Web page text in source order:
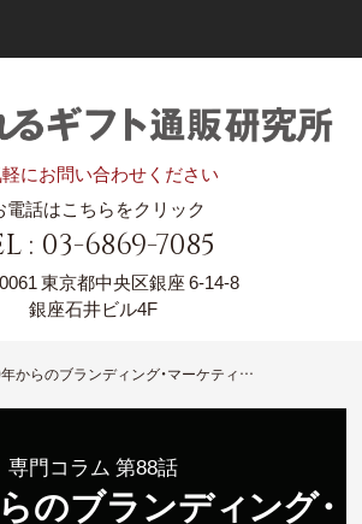
にお問い合わせください
電話はこちらをクリック
: 03-6869-7085
東京都中央区銀座 6-14-8
銀座石井ビル4F
2020年からのブランディング・マーケティングは 〇〇中心のCXでないと生き残れない
専門コラム 第88話
のブランディング・